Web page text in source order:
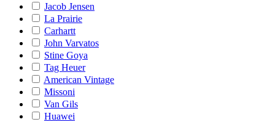
Jacob Jensen
La Prairie
Carhartt
John Varvatos
Stine Goya
Tag Heuer
American Vintage
Missoni
Van Gils
Huawei